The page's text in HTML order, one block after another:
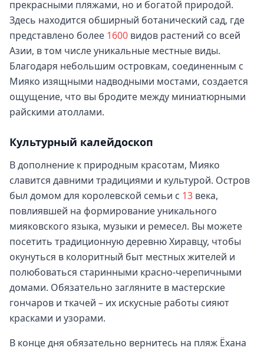
прекрасными пляжами, но и богатой природой.
Здесь находится обширный ботанический сад, где
представлено более 1600 видов растений со всей
Азии, в том числе уникальные местные виды.
Благодаря небольшим островкам, соединенным с
Мияко изящными надводными мостами, создается
ощущение, что вы бродите между миниатюрными
райскими атоллами.
Культурный калейдоскоп
В дополнение к природным красотам, Мияко
славится давними традициями и культурой. Остров
был домом для королевской семьи с 13 века,
повлиявшей на формирование уникального
мияковского языка, музыки и ремесел. Вы можете
посетить традиционную деревню Хиравцу, чтобы
окунуться в колоритный быт местных жителей и
полюбоваться старинными красно-черепичными
домами. Обязательно загляните в мастерские
гончаров и ткачей – их искусные работы сияют
красками и узорами.
В конце дня обязательно вернитесь на пляж Ёхана